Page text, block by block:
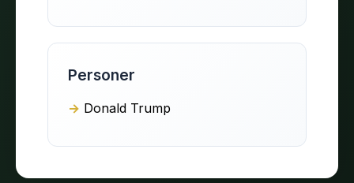
Personer
Donald Trump